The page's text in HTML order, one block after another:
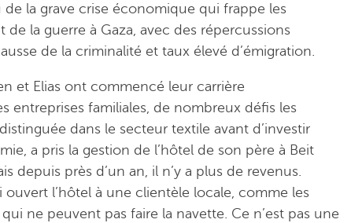
la grave crise économique qui frappe les
de la guerre à Gaza, avec des répercussions
de la criminalité et taux élevé d’émigration.
et Elias ont commencé leur carrière
entreprises familiales, de nombreux défis les
dans le secteur textile avant d’investir
a pris la gestion de l’hôtel de son père à Beit
depuis près d’un an, il n’y a plus de revenus.
ouvert l’hôtel à une clientèle locale, comme les
ne peuvent pas faire la navette. Ce n’est pas une